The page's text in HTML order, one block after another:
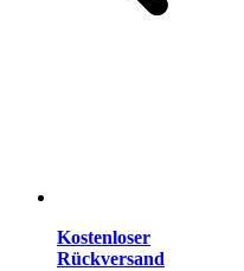
Kostenloser
Rückversand